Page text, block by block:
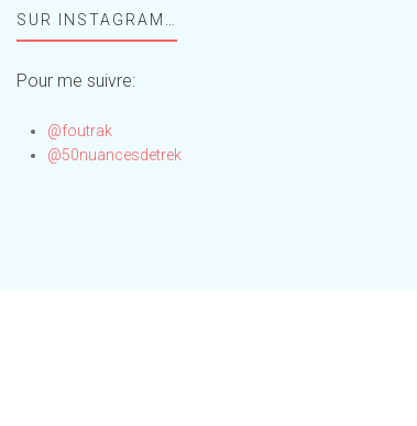
!SUR INSTAGRAM…
Pour me suivre:
@foutrak
@50nuancesdetrek